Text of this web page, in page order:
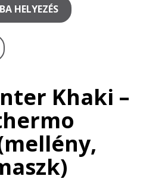
HELYEZÉS
Khaki –